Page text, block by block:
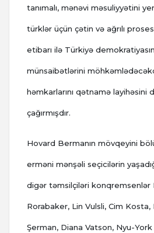
tanımalı, mənəvi məsuliyyətini
türklər üçün çətin və ağrılı
etibarı ilə Türkiyə
münsaibətlərini
həmkarlarını qətnamə layihəsini
çağırmışdır.
Hovard Bermanın mövqeyini
erməni mənşəli seçicilərin
digər təmsilçiləri konqremsenlər
Rorabaker, Lin Vulsli, Cim
Şerman, Diana Vatson, Nyu-York